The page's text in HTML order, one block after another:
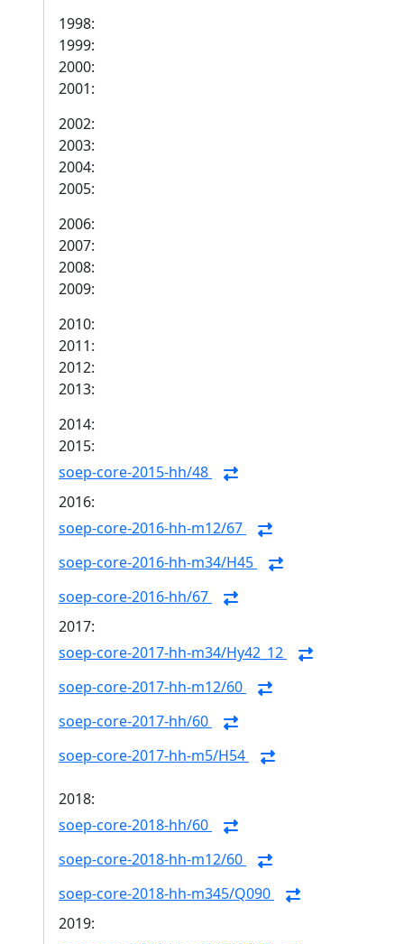
1998:
1999:
2000:
2001:
2002:
2003:
2004:
2005:
2006:
2007:
2008:
2009:
2010:
2011:
2012:
2013:
2014:
2015:
soep-core-2015-hh/48
2016:
soep-core-2016-hh-m12/67
soep-core-2016-hh-m34/H45
soep-core-2016-hh/67
2017:
soep-core-2017-hh-m34/Hy42_12
soep-core-2017-hh-m12/60
soep-core-2017-hh/60
soep-core-2017-hh-m5/H54
2018:
soep-core-2018-hh/60
soep-core-2018-hh-m12/60
soep-core-2018-hh-m345/Q090
2019: